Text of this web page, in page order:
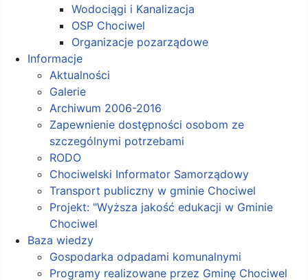
Wodociągi i Kanalizacja
OSP Chociwel
Organizacje pozarządowe
Informacje
Aktualności
Galerie
Archiwum 2006-2016
Zapewnienie dostępności osobom ze
szczególnymi potrzebami
RODO
Chociwelski Informator Samorządowy
Transport publiczny w gminie Chociwel
Projekt: "Wyższa jakość edukacji w Gminie
Chociwel
Baza wiedzy
Gospodarka odpadami komunalnymi
Programy realizowane przez Gminę Chociwel